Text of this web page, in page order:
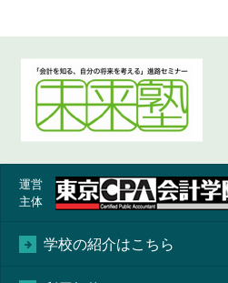
運営
主体
学校の紹介はこちら